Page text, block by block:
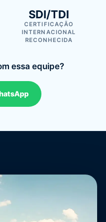
SDI/TDI
CERTIFICAÇÃO
INTERNACIONAL
RECONHECIDA
essa equipe?